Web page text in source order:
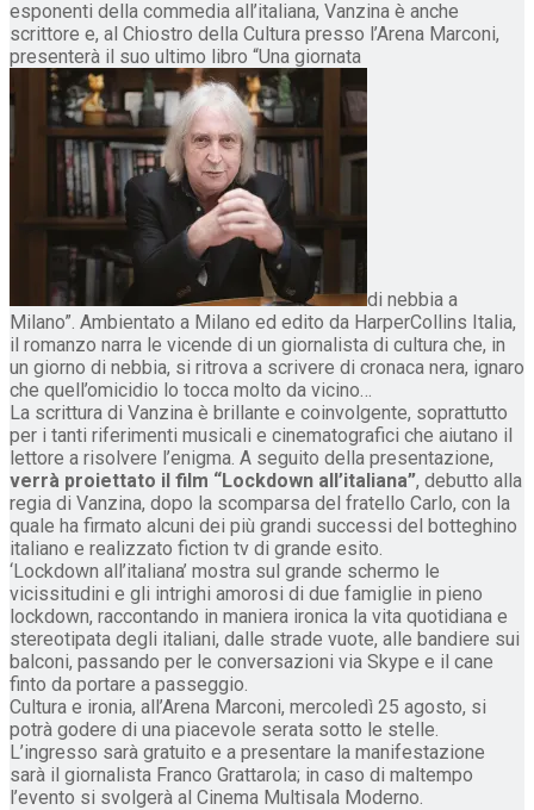
esponenti della commedia all’italiana, Vanzina è anche
scrittore e, al Chiostro della Cultura presso l’Arena Marconi,
presenterà il suo ultimo libro “Una giornata
di nebbia a
Milano”. Ambientato a Milano ed edito da HarperCollins Italia,
il romanzo narra le vicende di un giornalista di cultura che, in
un giorno di nebbia, si ritrova a scrivere di cronaca nera, ignaro
che quell’omicidio lo tocca molto da vicino…
La scrittura di Vanzina è brillante e coinvolgente, soprattutto
per i tanti riferimenti musicali e cinematografici che aiutano il
lettore a risolvere l’enigma. A seguito della presentazione,
verrà proiettato il film “Lockdown all’italiana”, debutto alla
regia di Vanzina, dopo la scomparsa del fratello Carlo, con la
quale ha firmato alcuni dei più grandi successi del botteghino
italiano e realizzato fiction tv di grande esito.
‘Lockdown all’italiana’ mostra sul grande schermo le
vicissitudini e gli intrighi amorosi di due famiglie in pieno
lockdown, raccontando in maniera ironica la vita quotidiana e
stereotipata degli italiani, dalle strade vuote, alle bandiere sui
balconi, passando per le conversazioni via Skype e il cane
finto da portare a passeggio.
Cultura e ironia, all’Arena Marconi, mercoledì 25 agosto, si
potrà godere di una piacevole serata sotto le stelle.
L’ingresso sarà gratuito e a presentare la manifestazione
sarà il giornalista Franco Grattarola; in caso di maltempo
l’evento si svolgerà al Cinema Multisala Moderno.